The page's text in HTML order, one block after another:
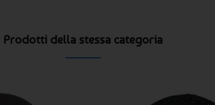
Prodotti della stessa categoria